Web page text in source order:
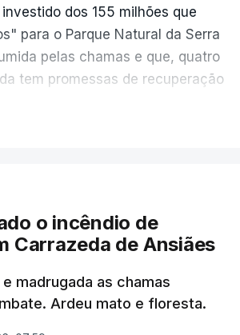
dos 155 milhões que
para o Parque Natural da Serra
pelas chamas e que, quatro
tem promessas de recuperação
ESTÁ NESTE
o incêndio de
Carrazeda de Ansiães
madrugada as chamas
Ardeu mato e floresta.